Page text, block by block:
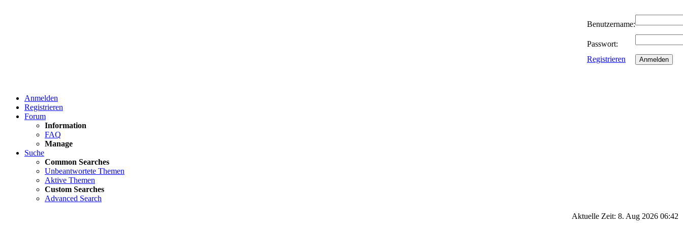
Benutzername:
Passwort:
Registrieren
Anmelden
Registrieren
Forum
Information
FAQ
Manage
Suche
Common Searches
Unbeantwortete Themen
Aktive Themen
Custom Searches
Advanced Search
Aktuelle Zeit: 8. Aug 2026 06:42